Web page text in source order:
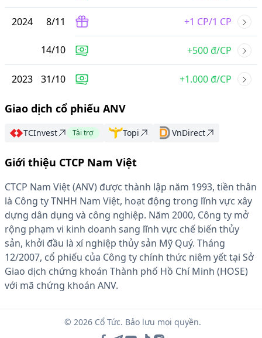
2024 8/11 +1 CP/1 CP
14/10 +500 đ/CP
2023 31/10 +1.000 đ/CP
Giao dịch cổ phiếu ANV
TCInvest Tài trợ Topi VnDirect
Giới thiệu CTCP Nam Việt
CTCP Nam Việt (ANV) được thành lập năm 1993, tiền thân
là Công ty TNHH Nam Việt, hoạt động trong lĩnh vực xây
dựng dân dụng và công nghiệp. Năm 2000, Công ty mở
rộng phạm vi kinh doanh sang lĩnh vực chế biến thủy
sản, khởi đầu là xí nghiệp thủy sản Mỹ Quý. Tháng
12/2007, cổ phiếu của Công ty chính thức niêm yết tại Sở
Giao dịch chứng khoán Thành phố Hồ Chí Minh (HOSE)
với mã chứng khoán ANV.
© 2026 Cổ Tức. Bảo lưu mọi quyền.